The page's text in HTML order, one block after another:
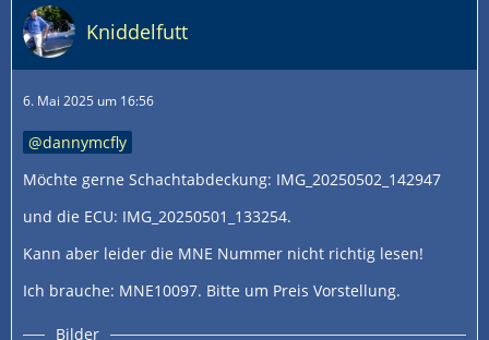
Kniddelfutt
6. Mai 2025 um 16:56
dannymcfly
Möchte gerne Schachtabdeckung: IMG_20250502_142947
und die ECU: IMG_20250501_133254.
Kann aber leider die MNE Nummer nicht richtig lesen!
Ich brauche: MNE10097. Bitte um Preis Vorstellung.
Bilder